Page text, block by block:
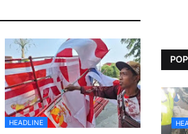
HEADLINE